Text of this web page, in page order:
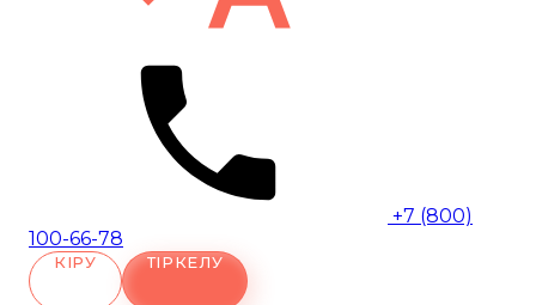
+7 (800)
100-66-78
КІРУ ТІРКЕЛУ